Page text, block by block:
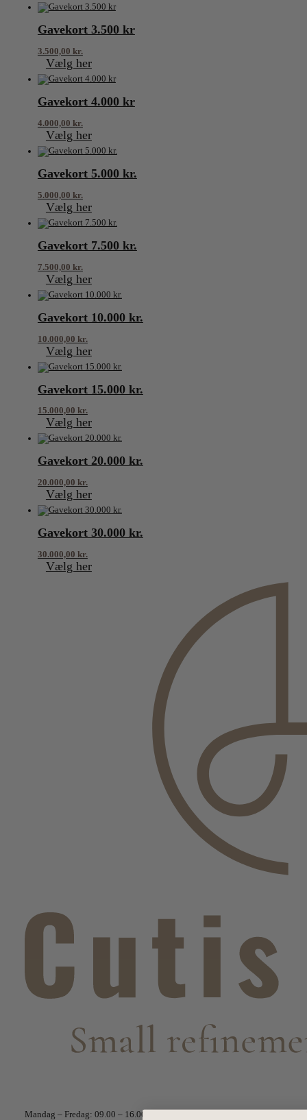
Gavekort 3.500 kr
3.500,00 kr.
Vælg her
Gavekort 4.000 kr
4.000,00 kr.
Vælg her
Gavekort 5.000 kr.
5.000,00 kr.
Vælg her
Gavekort 7.500 kr.
7.500,00 kr.
Vælg her
Gavekort 10.000 kr.
10.000,00 kr.
Vælg her
Gavekort 15.000 kr.
15.000,00 kr.
Vælg her
Gavekort 20.000 kr.
20.000,00 kr.
Vælg her
Gavekort 30.000 kr.
30.000,00 kr.
Vælg her
Mandag – Fredag: 09.00 – 16.00